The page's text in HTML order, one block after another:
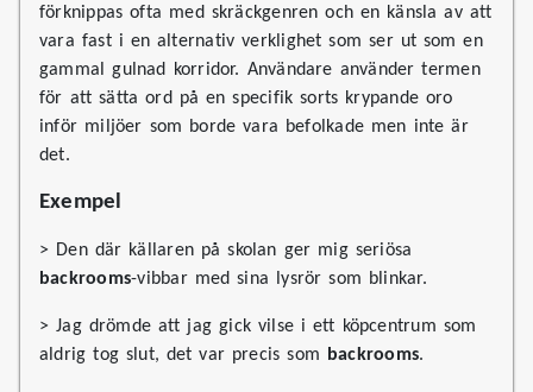
förknippas ofta med skräckgenren och en känsla av att
vara fast i en alternativ verklighet som ser ut som en
gammal gulnad korridor. Användare använder termen
för att sätta ord på en specifik sorts krypande oro
inför miljöer som borde vara befolkade men inte är
det.
Exempel
> Den där källaren på skolan ger mig seriösa
backrooms-vibbar med sina lysrör som blinkar.
> Jag drömde att jag gick vilse i ett köpcentrum som
aldrig tog slut, det var precis som backrooms.